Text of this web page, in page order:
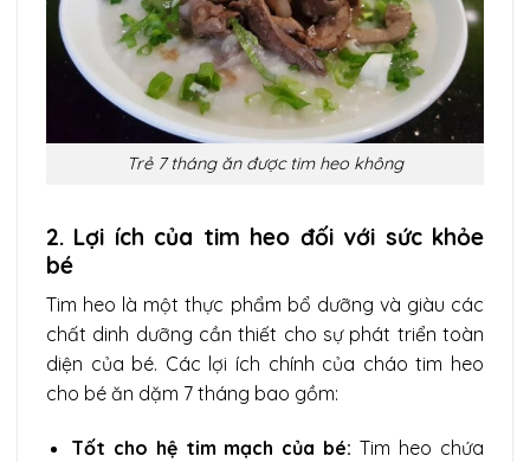
Trẻ 7 tháng ăn được tim heo không
2. Lợi ích của tim heo đối với sức khỏe
bé
Tim heo là một thực phẩm bổ dưỡng và giàu các
chất dinh dưỡng cần thiết cho sự phát triển toàn
diện của bé. Các lợi ích chính của cháo tim heo
cho bé ăn dặm 7 tháng bao gồm:
Tốt cho hệ tim mạch của bé: Tim heo chứa